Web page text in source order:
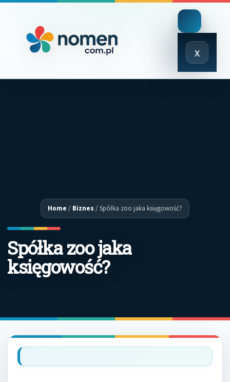
x
Close
Menu
Home / Biznes /Spółka zoo jaka księgowość?
Spółka zoo jaka
księgowość?